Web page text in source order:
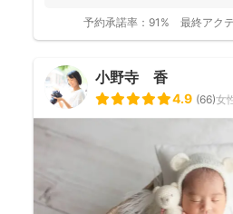
予約承諾率： 91% 最終アク
小野寺 香
4.9 (66)女